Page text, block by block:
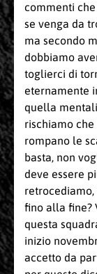
commenti
se venga da
ma secondo
dobbiamo
toglierci di
eternamente
quella
rischiamo
rompano le
basta, non
deve essere
fino alla fine?
questa
inizio
accetto da